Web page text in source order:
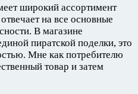
широкий ассортимент
на все основные
В магазине
пиратской поделки, это
Мне как потребителю
товар и затем